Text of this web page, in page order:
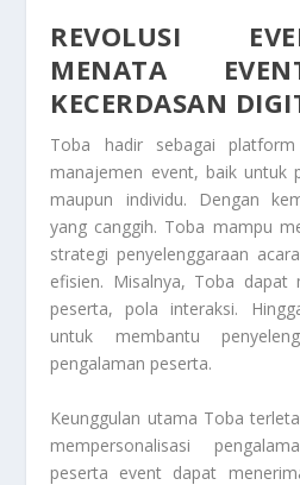
REVOLUSI
MENATA
KECERDASAN
Toba hadir sebagai
manajemen event, baik untuk
maupun individu. Dengan
yang canggih. Toba mampu
strategi penyelenggaraan
efisien. Misalnya, Toba dapat
peserta, pola interaksi.
untuk membantu
pengalaman peserta.
Keunggulan utama Toba
mempersonalisasi
peserta event dapat